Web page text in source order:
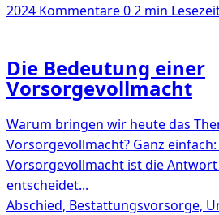
2024 Kommentare 02 min
Die Bedeutung einer
Vorsorgevollmacht
Warum bringen wir heute das
Vorsorgevollmacht? Ganz einfach:
Vorsorgevollmacht ist die
entscheidet...
Abschied, Bestattungsvorsorge,